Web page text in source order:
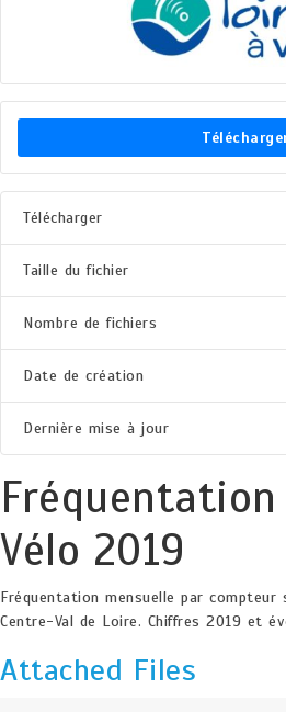
Télécharger
Taille du fichier
Nombre de fichiers
Date de création
Dernière mise à jour
Vélo 2019
Fréquentation mensuelle par
Centre-Val de Loire. Chiffres 2019 et
Attached Files